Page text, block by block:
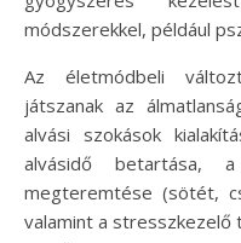
módszerekkel, például
Az életmódbeli
játszanak az
alvási szokások
alvásidő betartása,
megteremtése (sötét,
valamint a stresszkezelő